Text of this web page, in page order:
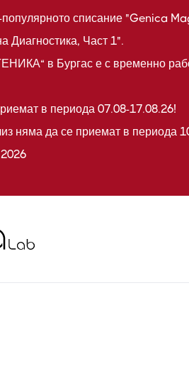
списание "Genica
Диагностика, Част 1".
в Бургас е с временно
в периода 07.08-17.08.26!
няма да се приемат в периода